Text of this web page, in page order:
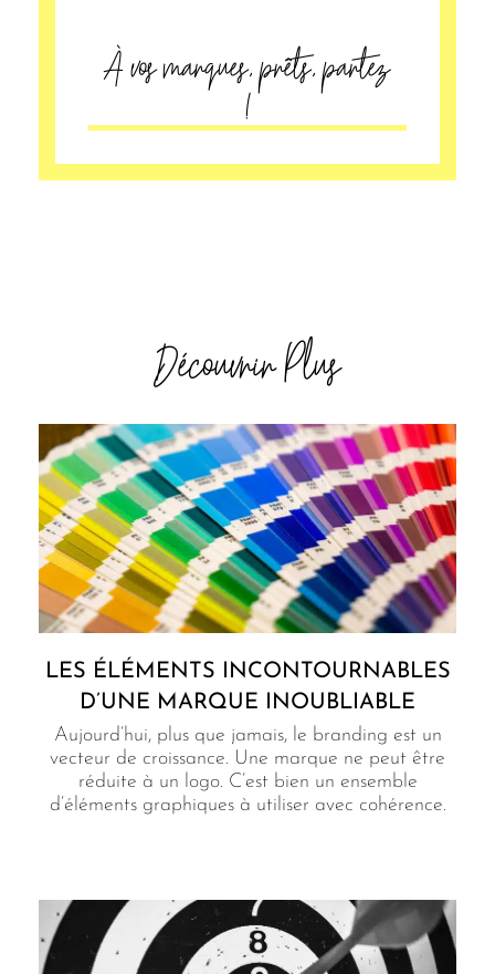
À vos marques, prêts, partez
!
Découvrir Plus
LES ÉLÉMENTS INCONTOURNABLES
D’UNE MARQUE INOUBLIABLE
Aujourd’hui, plus que jamais, le branding est un
vecteur de croissance. Une marque ne peut être
réduite à un logo. C’est bien un ensemble
d’éléments graphiques à utiliser avec cohérence.